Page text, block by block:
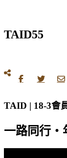
TAID55
TAID | 18-3會
一路同行・